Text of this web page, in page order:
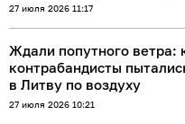
27 июля 2026 11:17
Ждали попутного ветра:
контрабандисты
в Литву по воздуху
27 июля 2026 10:21